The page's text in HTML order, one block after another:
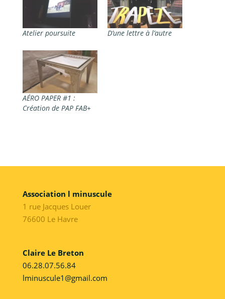
Atelier poursuite D’une lettre à l’autre
AÉRO PAPER #1 :
Création de PAP FAB+
Association l minuscule
1 rue Jacques Louer
76600 Le Havre
Claire Le Breton
06.28.07.56.84
lminuscule1@gmail.com